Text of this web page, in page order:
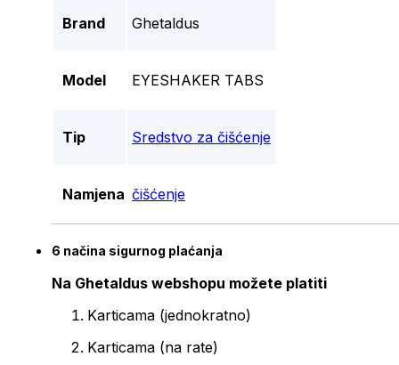
Brand Ghetaldus
Model EYESHAKER TABS
Tip Sredstvo za čišćenje
Namjena čišćenje
6 načina sigurnog plaćanja
Na Ghetaldus webshopu možete platiti
Karticama (jednokratno)
Karticama (na rate)